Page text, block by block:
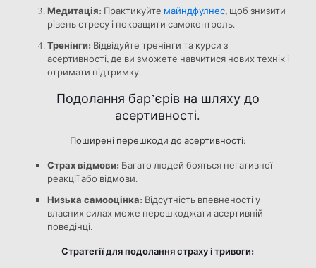
Медитація: Практикуйте майндфулнес, щоб знизити
рівень стресу і покращити самоконтроль.
Тренінги: Відвідуйте тренінги та курси з
асертивності, де ви зможете навчитися нових технік і
отримати підтримку.
Подолання бар’єрів на шляху до
асертивності.
Поширені перешкоди до асертивності:
Страх відмови: Багато людей бояться негативної
реакції або відмови.
Низька самооцінка: Відсутність впевненості у
власних силах може перешкоджати асертивній
поведінці.
Стратегії для подолання страху і тривоги: